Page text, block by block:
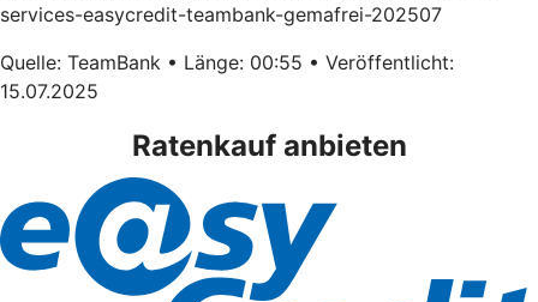
services-easycredit-teambank-gemafrei-202507
Quelle: TeamBank • Länge: 00:55 • Veröffentlicht:
15.07.2025
Ratenkauf anbieten